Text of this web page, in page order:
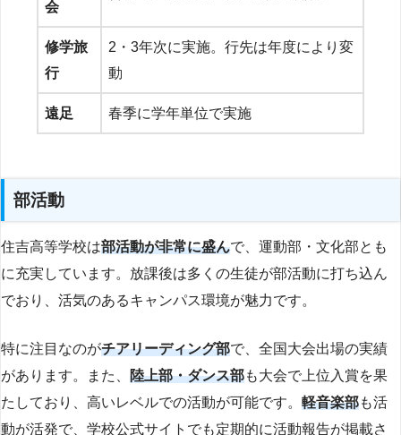
会
修学旅
行
2・3年次に実施。行先は年度により変
動
遠足 春季に学年単位で実施
部活動
住吉高等学校は部活動が非常に盛んで、運動部・文化部とも
に充実しています。放課後は多くの生徒が部活動に打ち込ん
でおり、活気のあるキャンパス環境が魅力です。
特に注目なのがチアリーディング部で、全国大会出場の実績
があります。また、 陸上部・ダンス部も大会で上位入賞を果
たしており、高いレベルでの活動が可能です。 軽音楽部も活
動が活発で、学校公式サイトでも定期的に活動報告が掲載さ